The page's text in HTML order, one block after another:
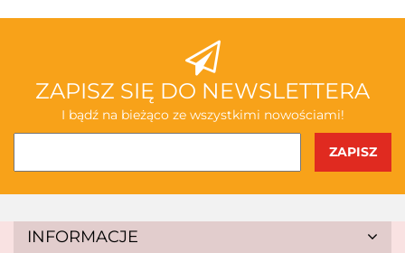
ABAKUS
AKSJOMAT
ZAPISZ SIĘ DO NEWSLETTERA
I bądź na bieżąco ze wszystkimi nowościami!
INFORMACJE